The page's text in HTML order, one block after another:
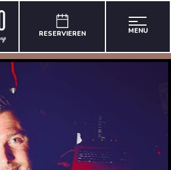
RESERVIEREN MENU